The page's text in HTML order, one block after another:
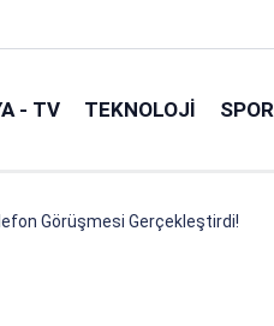
- TV TEKNOLOJI SPOR
Görüşmesi Gerçekleştirdi!